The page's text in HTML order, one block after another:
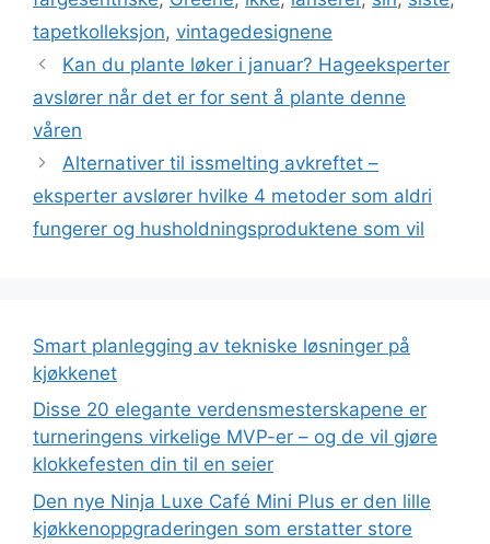
tapetkolleksjon, vintagedesignene
Kan du plante løker i januar? Hageeksperter
avslører når det er for sent å plante denne
våren
Alternativer til issmelting avkreftet –
eksperter avslører hvilke 4 metoder som aldri
fungerer og husholdningsproduktene som vil
Smart planlegging av tekniske løsninger på
kjøkkenet
Disse 20 elegante verdensmesterskapene er
turneringens virkelige MVP-er – og de vil gjøre
klokkefesten din til en seier
Den nye Ninja Luxe Café Mini Plus er den lille
kjøkkenoppgraderingen som erstatter store